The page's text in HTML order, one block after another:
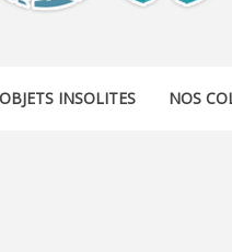
OBJETS INSOLITES NOS